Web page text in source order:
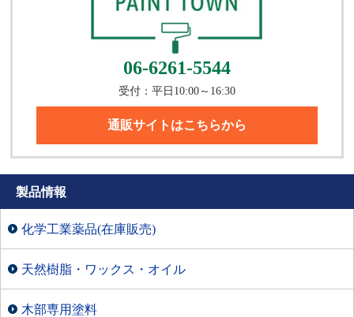
06-6261-5544
受付：平日10:00～16:30
通販サイトはこちらから
製品情報
化学工業薬品(在庫販売)
天然樹脂・ワックス・オイル
木部専用塗料